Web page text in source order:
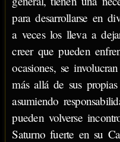
para desarrollarse en
a veces los lleva a
creer que pueden
ocasiones, se
más allá de sus
asumiendo
pueden volverse
Saturno fuerte en su